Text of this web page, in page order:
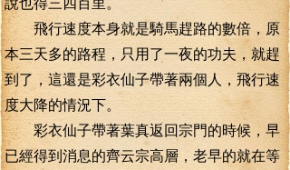
說也得三四百里。
飛行速度本身就是騎馬趕路的數倍，原
本三天多的路程，只用了一夜的功夫，就趕
到了，這還是彩衣仙子帶著兩個人，飛行速
度大降的情況下。
彩衣仙子帶著葉真返回宗門的時候，早
已經得到消息的齊云宗高層，老早的就在等